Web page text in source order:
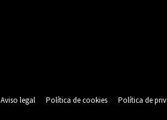
Aviso legal Política de cookies Política de